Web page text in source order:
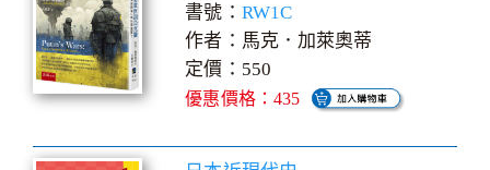
書號： RW1C
作者：馬克．加萊奧蒂
定價：550
優惠價格：435